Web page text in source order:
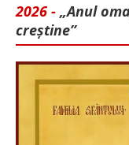
2026 - „Anul
creștine”